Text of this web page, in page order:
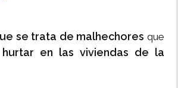
se trata de malhechores que
en las viviendas de la